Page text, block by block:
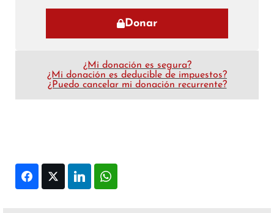
Donar
¿Mi donación es segura?
¿Mi donación es deducible de impuestos?
¿Puedo cancelar mi donación recurrente?
FacebookTwitter LinkedIn